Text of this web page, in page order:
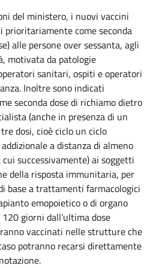
del ministero, i nuovi vaccini
prioritariamente come seconda
alle persone over sessanta, agli
motivata da patologie
sanitari, ospiti e operatori
Inoltre sono indicati
seconda dose di richiamo dietro
(anche in presenza di un
dosi, cioè ciclo un ciclo
a distanza di almeno
successivamente) ai soggetti
della risposta immunitaria, per
base a trattamenti farmacologici
emopoietico o di organo
giorni dall’ultima dose
vaccinati nelle strutture che
potranno recarsi direttamente